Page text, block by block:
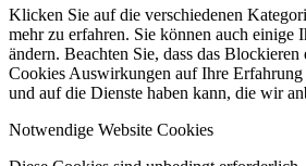
Klicken Sie auf die verschiedenen
mehr zu erfahren. Sie können auch einige
ändern. Beachten Sie, dass das
Cookies Auswirkungen auf Ihre Erfahrung
und auf die Dienste haben kann, die wir
Notwendige Website Cookies